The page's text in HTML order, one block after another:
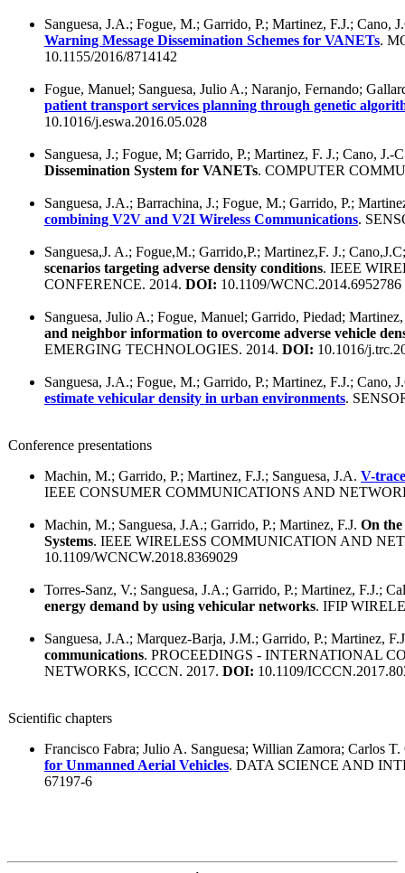
Sanguesa, J.A.; Fogue, M.; Garrido, P.; Martinez, F.J.; Cano,
Warning Message Dissemination Schemes for VANETs.
10.1155/2016/8714142
Fogue, Manuel; Sanguesa, Julio A.; Naranjo, Fernando;
patient transport services planning through genetic
10.1016/j.eswa.2016.05.028
Sanguesa, J.; Fogue, M; Garrido, P.; Martinez, F. J.; Cano,
Dissemination System for VANETs. COMPUTER
Sanguesa, J.A.; Barrachina, J.; Fogue, M.; Garrido, P.;
combining V2V and V2I Wireless Communications.
Sanguesa,J. A.; Fogue,M.; Garrido,P.; Martinez,F. J.;
scenarios targeting adverse density conditions. IEEE
CONFERENCE. 2014. DOI: 10.1109/WCNC.2014.6952786
Sanguesa, Julio A.; Fogue, Manuel; Garrido, Piedad;
and neighbor information to overcome adverse vehicle
EMERGING TECHNOLOGIES. 2014. DOI: 10.1016/
Sanguesa, J.A.; Fogue, M.; Garrido, P.; Martinez, F.J.; Cano,
estimate vehicular density in urban environments.
Conference presentations
Machin, M.; Garrido, P.; Martinez, F.J.; Sanguesa, J.A. V-
IEEE CONSUMER COMMUNICATIONS AND
Machin, M.; Sanguesa, J.A.; Garrido, P.; Martinez, F.J. On
Systems. IEEE WIRELESS COMMUNICATION AND
10.1109/WCNCW.2018.8369029
Torres-Sanz, V.; Sanguesa, J.A.; Garrido, P.; Martinez, F.J.;
energy demand by using vehicular networks. IFIP
Sanguesa, J.A.; Marquez-Barja, J.M.; Garrido, P.; Martinez,
communications. PROCEEDINGS - INTERNATIONAL
NETWORKS, ICCCN. 2017. DOI: 10.1109/
Scientific chapters
Francisco Fabra; Julio A. Sanguesa; Willian Zamora; Carlos
for Unmanned Aerial Vehicles. DATA SCIENCE AND
67197-6